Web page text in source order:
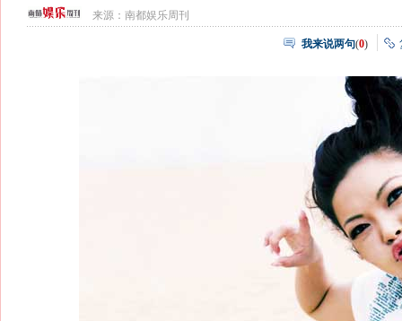
来源：南都娱乐周刊
我来说两句(0)